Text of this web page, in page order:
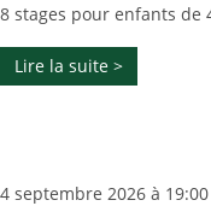
8 stages pour enfants de
Lire la suite >
4 septembre 2026 à 19:00